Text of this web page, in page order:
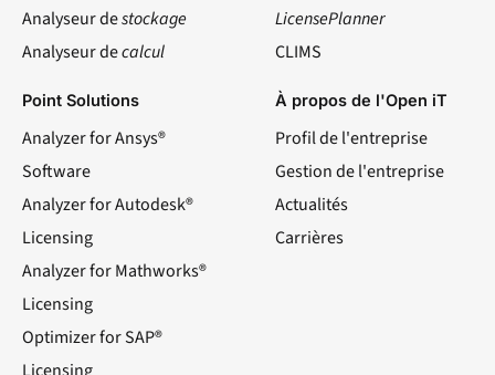
Analyseur destockage
Analyseur decalcul
LicensePlanner
CLIMS
Point Solutions
Analyzer for Ansys®
Software
Analyzer for Autodesk®
Licensing
Analyzer for Mathworks®
Licensing
Optimizer for SAP®
À propos de l'Open iT
Profil de l'entreprise
Gestion de l'entreprise
Actualités
Carrières